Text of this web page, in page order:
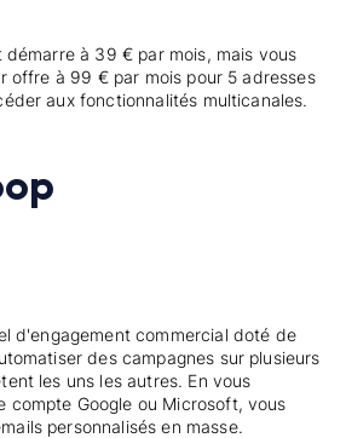
démarre à 39 € par mois, mais vous
offre à 99 € par mois pour 5 adresses
aux fonctionnalités multicanales.
d'engagement commercial doté de
des campagnes sur plusieurs
les uns les autres. En vous
compte Google ou Microsoft, vous
personnalisés en masse.